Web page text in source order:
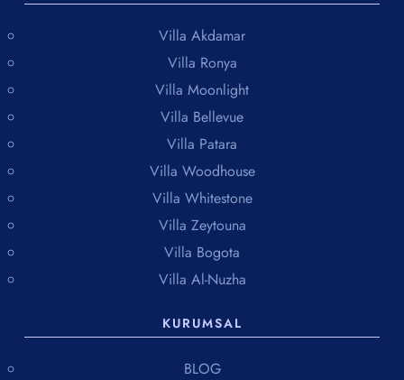
Villa Akdamar
Villa Ronya
Villa Moonlight
Villa Bellevue
Villa Patara
Villa Woodhouse
Villa Whitestone
Villa Zeytouna
Villa Bogota
Villa Al-Nuzha
KURUMSAL
BLOG